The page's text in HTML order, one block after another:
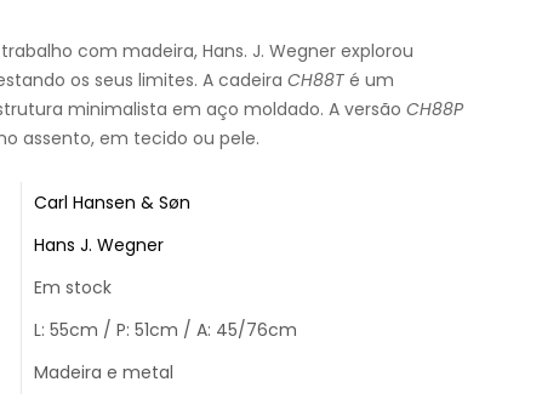
com madeira, Hans. J. Wegner explorou
os seus limites. A cadeira CH88T é um
minimalista em aço moldado. A versão CH88P
assento, em tecido ou pele.
Carl Hansen & Søn
Hans J. Wegner
Em stock
L: 55cm / P: 51cm / A: 45/76cm
Madeira e metal